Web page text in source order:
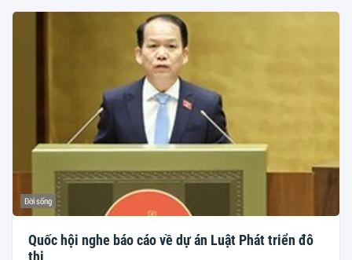
Đời sống
Quốc hội nghe báo cáo về dự án Luật Phát triển đô
thị